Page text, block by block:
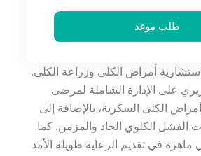
طلب موعد
أمراض الكلى وزراعة الكلى.
على الإدارة الشاملة لمرضى
الكلى السكرية، بالإضافة إلى
الفشل الكلوي الحاد والمزمن. كما
ماهرة في تقديم الرعاية طويلة الأمد